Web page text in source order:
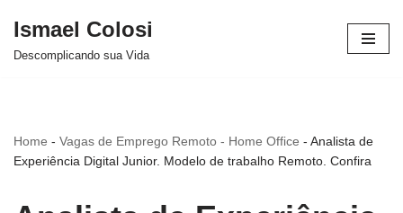
Avançar
Ismael Colosi
Descomplicando sua Vida
Home - Vagas de Emprego Remoto - Home Office - Analista de
Experiência Digital Junior. Modelo de trabalho Remoto. Confira